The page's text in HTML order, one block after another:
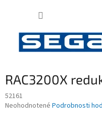
RAC3200X
52161
Priemerné
Neohodnotené Podrobnosti